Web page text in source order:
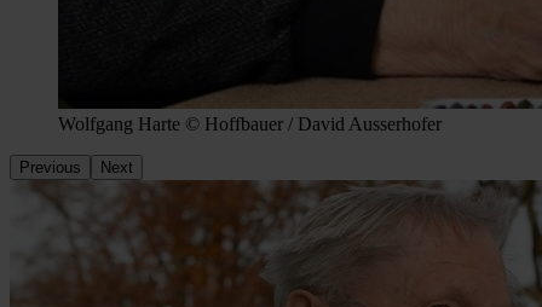
Wolfgang Harte © Hoffbauer / David Ausserhofer
Previous Next